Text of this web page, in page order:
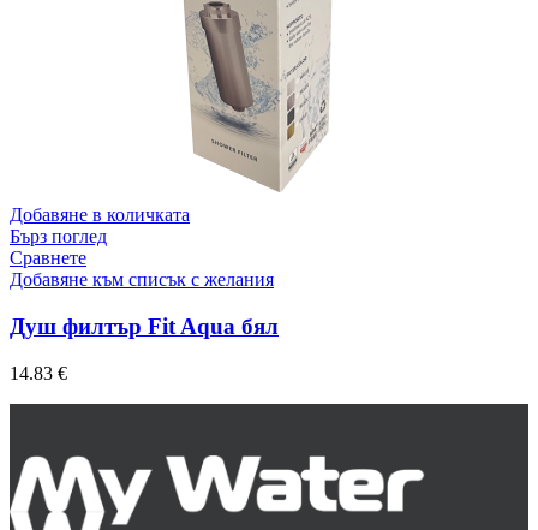
Добавяне в количката
Бърз поглед
Сравнете
Добавяне към списък с желания
Душ филтър Fit Aqua бял
14.83 €